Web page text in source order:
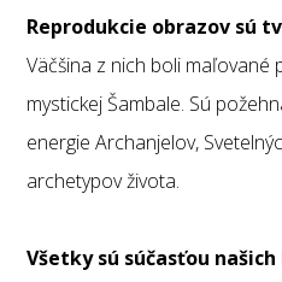
Reprodukcie obrazov sú
Väčšina z nich boli maľované
mystickej Šambale. Sú
energie Archanjelov,
archetypov života.
Všetky sú súčasťou